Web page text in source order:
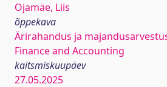
Ojamäe, Liis
õppekava
Ärirahandus ja
Finance and Accounting
kaitsmiskuupäev
27.05.2025